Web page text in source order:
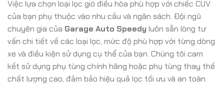
Việc lựa chọn loại lọc gió điều hòa phù hợp với chiếc CUV
của bạn phụ thuộc vào nhu cầu và ngân sách. Đội ngũ
chuyên gia của Garage Auto Speedy luôn sẵn lòng tư
vấn chi tiết về các loại lọc, mức độ phù hợp với từng dòng
xe và điều kiện sử dụng cụ thể của bạn. Chúng tôi cam
kết sử dụng phụ tùng chính hãng hoặc phụ tùng thay thế
chất lượng cao, đảm bảo hiệu quả lọc tối ưu và an toàn